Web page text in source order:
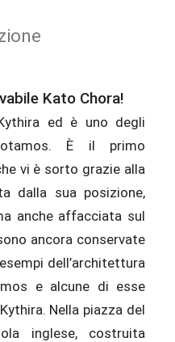
Kato Chora!
ed è uno degli
È il primo
vi è sorto grazie alla
dalla sua posizione,
anche affacciata sul
ancora conservate
dell’architettura
e alcune di esse
Nella piazza del
inglese, costruita